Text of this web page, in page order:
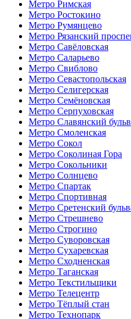
Метро Римская
Метро Ростокино
Метро Румянцево
Метро Рязанский
Метро Савёловская
Метро Саларьево
Метро Свиблово
Метро Севастопольская
Метро Селигерская
Метро Семёновская
Метро Серпуховская
Метро Славянский
Метро Смоленская
Метро Сокол
Метро Соколиная Гора
Метро Сокольники
Метро Солнцево
Метро Спартак
Метро Спортивная
Метро Сретенский
Метро Стрешнево
Метро Строгино
Метро Суворовская
Метро Сухаревская
Метро Сходненская
Метро Таганская
Метро Текстильщики
Метро Телецентр
Метро Тёплый стан
Метро Технопарк